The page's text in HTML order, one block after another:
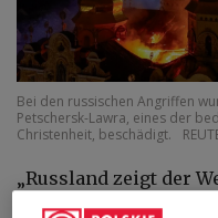
Bei den russischen Angriffen
Petschersk-Lawra, eines der
Christenheit, beschädigt.
„Russland zeigt der
fortsetzen will“,